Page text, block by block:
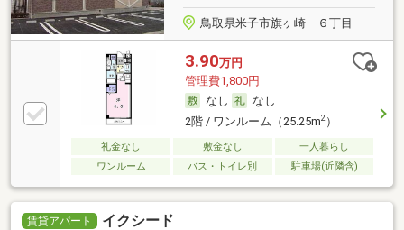
鳥取県米子市旗ヶ崎 ６丁目
3.90万円
管理費1,800円
なし
なし
2階 / ワンルーム（25.25m2）
礼金なし 敷金なし
一人暮らし
ワンルーム
バス・トイレ別 駐車場(近隣含)
賃貸アパート イクシード